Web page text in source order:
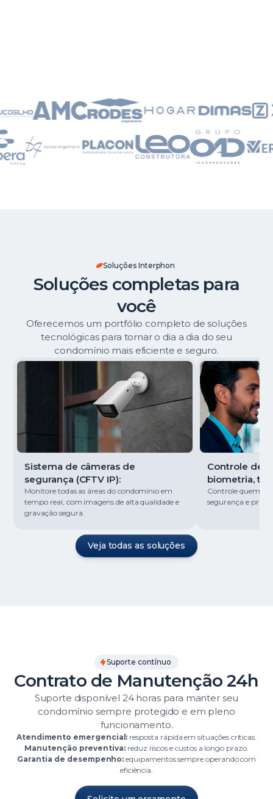
Soluções Interphon
Soluções completas para
você
Oferecemos um portfólio completo de soluções
tecnológicas para tornar o dia a dia do seu
condomínio mais eficiente e seguro.
Sistema de câmeras de
segurança (CFTV IP):
Monitore todas as áreas do condomínio em
tempo real, com imagens de alta qualidade e
gravação segura.
Controle de
biometria,
Controle quem
segurança e
Veja todas as soluções
Suporte contínuo
Contrato de Manutenção 24h
Suporte disponível 24 horas para manter seu
condomínio sempre protegido e em pleno
funcionamento.
Atendimento emergencial: resposta rápida em situações críticas.
Manutenção preventiva:reduz riscos e custos a longo prazo.
Garantia de desempenho: equipamentos sempre operando com
eficiência.